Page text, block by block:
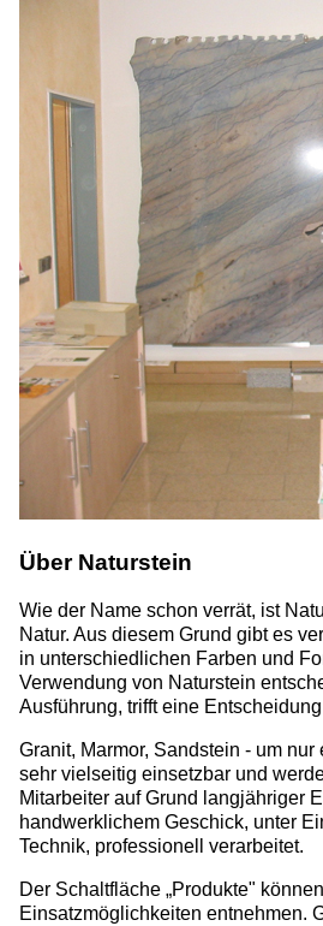
Über Naturstein
Wie der Name schon verrät, ist
Natur. Aus diesem Grund gibt es
in unterschiedlichen Farben und
Verwendung von Naturstein
Ausführung, trifft eine
Granit, Marmor, Sandstein - um
sehr vielseitig einsetzbar und
Mitarbeiter auf Grund langjähriger
handwerklichem Geschick, unter
Technik, professionell verarbeitet.
Der Schaltfläche „Produkte"
Einsatzmöglichkeiten entnehmen.